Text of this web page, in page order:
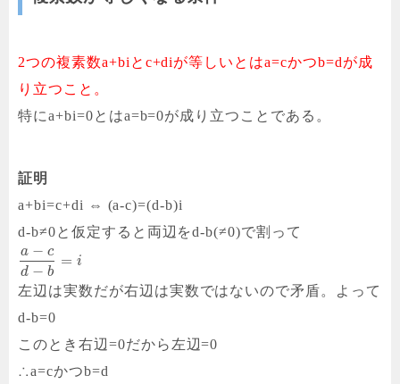
2つの複素数a+biとc+diが等しいとはa=cかつb=dが成
り立つこと。
特にa+bi=0とはa=b=0が成り立つことである。
証明
a+bi=c+di ⇔ (a-c)=(d-b)i
d-b≠0と仮定すると両辺をd-b(≠0)で割って
a − c
d − b
= i
左辺は実数だが右辺は実数ではないので矛盾。よって
d-b=0
このとき右辺=0だから左辺=0
∴a=cかつb=d